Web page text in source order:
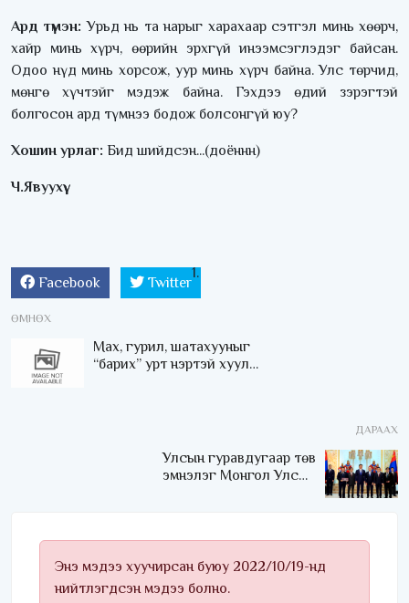
Ард түмэн:Урьд нь та нарыг харахаар сэтгэл минь хөөрч,
хайр минь хүрч, өөрийн эрхгүй инээмсэглэдэг байсан.
Одоо нүд минь хорсож, уур минь хүрч байна. Улс төрчид,
мөнгө хүчтэйг мэдэж байна. Гэхдээ өдий зэрэгтэй
болгосон ард түмнээ бодож болсонгүй юу?
Хошин урлаг: Бид шийдсэн...(доённн)
Ч.Явуухүү
Facebook Twitter
ӨМНӨХ
Мах, гурил, шатахууныг
“барих” урт нэртэй хууль
ДАРААХ
Улсын гуравдугаар төв
эмнэлэг Монгол Улсын
Энэ мэдээ хуучирсан буюу 2022/10/19-нд
нийтлэгдсэн мэдээ болно.